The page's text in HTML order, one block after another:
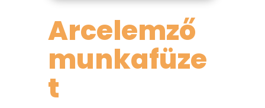
Arcelemző
munkafüze
t